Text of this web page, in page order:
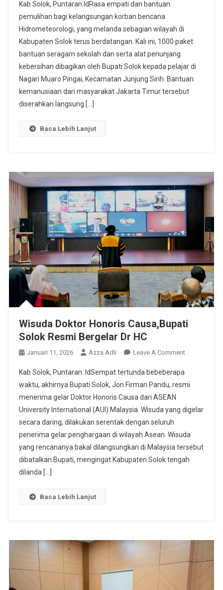
Sumbar
Bantuan
1.000
Seragam
Kab Solok, Puntaran.IdRasa empati dan bantuan
pemulihan bagi kelangsungan korban bencana
Hidrometeorologi, yang melanda sebagian wilayah di
Kabupaten Solok terus berdatangan. Kali ini, 1000 paket
bantuan seragam sekolah dan serta alat penunjang
kebersihan dibagikan oleh Bupati Solok kepada pelajar di
Nagari Muaro Pingai, Kecamatan Junjung Sirih. Bantuan
kemanusiaan dari masyarakat Jakarta Timur tersebut
diserahkan langsung […]
Baca Lebih Lanjut
Wisuda Doktor Honoris Causa,Bupati
Solok Resmi Bergelar Dr HC
Januari 11, 2026 Azza Adli Leave A CommentOn
Honoris
Solok
Bergelar
HC
Kab Solok, Puntaran. IdSempat tertunda bebeberapa
waktu, akhirnya Bupati Solok, Jon Firman Pandu, resmi
menerima gelar Doktor Honoris Causa dari ASEAN
University International (AUI) Malaysia. Wisuda yang digelar
secara daring, dilakukan serentak dengan seluruh
penerima gelar penghargaan di wilayah Asean. Wisuda
yang rencananya bakal dilangsungkan di Malaysia tersebut
dibatalkan Bupati, mengingat Kabupaten Solok tengah
dilanda […]
Baca Lebih Lanjut